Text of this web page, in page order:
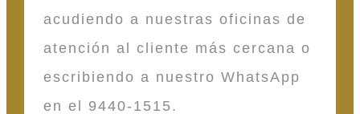
acudiendo a nuestras oficinas de
atención al cliente más cercana o
escribiendo a nuestro WhatsApp
en el 9440-1515.